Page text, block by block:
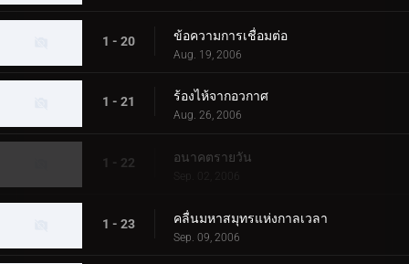
1 - 20 ข้อความการเชื่อมต่อ
Aug. 19, 2006
1 - 21 ร้องไห้จากอวกาศ
Aug. 26, 2006
1 - 22 อนาคตรายวัน
Sep. 02, 2006
1 - 23 คลื่นมหาสมุทรแห่งกาลเวลา
Sep. 09, 2006